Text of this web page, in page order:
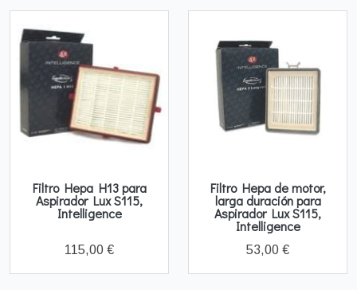
Filtro Hepa H13 para
Aspirador Lux S115,
Intelligence
115,00 €
Filtro Hepa de motor,
larga duración para
Aspirador Lux S115,
Intelligence
53,00 €